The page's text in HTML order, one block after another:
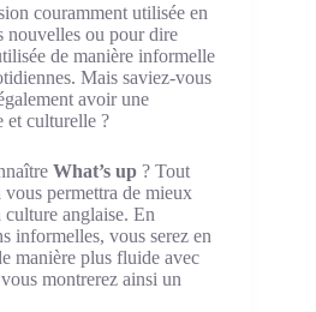
couramment utilisée en
nouvelles ou pour dire
de manière informelle
Mais saviez-vous
avoir une
et culturelle ?
What’s up ? Tout
permettra de mieux
anglaise. En
informelles, vous serez en
manière plus fluide avec
montrerez ainsi un